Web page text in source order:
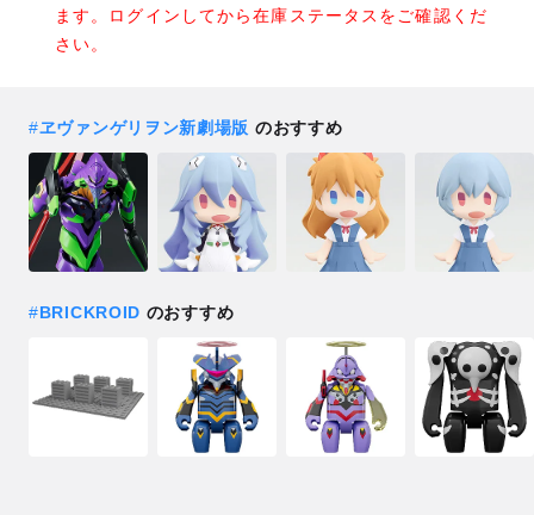
ます。ログインしてから在庫ステータスをご確認くだ
さい。
#ヱヴァンゲリヲン新劇場版 のおすすめ
#BRICKROID のおすすめ